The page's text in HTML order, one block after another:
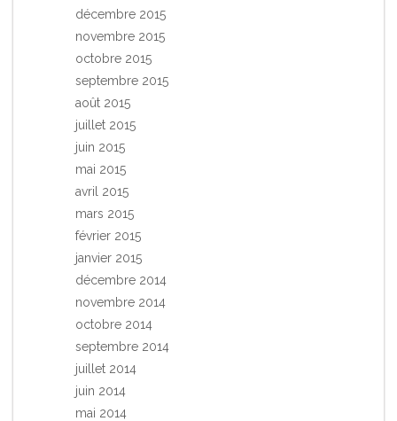
décembre 2015
novembre 2015
octobre 2015
septembre 2015
août 2015
juillet 2015
juin 2015
mai 2015
avril 2015
mars 2015
février 2015
janvier 2015
décembre 2014
novembre 2014
octobre 2014
septembre 2014
juillet 2014
juin 2014
mai 2014